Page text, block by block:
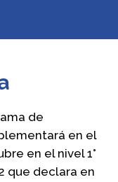
de
en el
en el nivel 1°
que declara en